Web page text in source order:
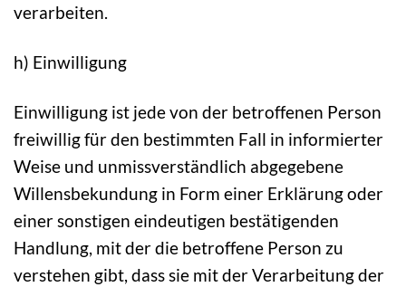
verarbeiten.
h) Einwilligung
Einwilligung ist jede von der betroffenen Person
freiwillig für den bestimmten Fall in informierter
Weise und unmissverständlich abgegebene
Willensbekundung in Form einer Erklärung oder
einer sonstigen eindeutigen bestätigenden
Handlung, mit der die betroffene Person zu
verstehen gibt, dass sie mit der Verarbeitung der